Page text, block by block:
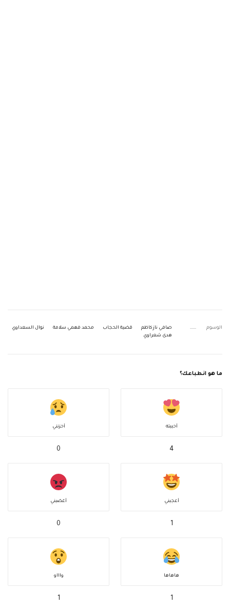
الوسوم صافي ناز كاظم قضية الحجاب محمد فهمي سلامة
نوال السعداوي
هدى شعراوي
ما هو انطباعك؟
أحببته
4
أحزنني
0
أعجبني
1
أغضبني
0
هاهاها
1
واااو
1